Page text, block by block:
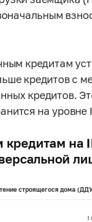
кредитам
кредитов с
кредитов.
на уровне
на
строящегося дома
I